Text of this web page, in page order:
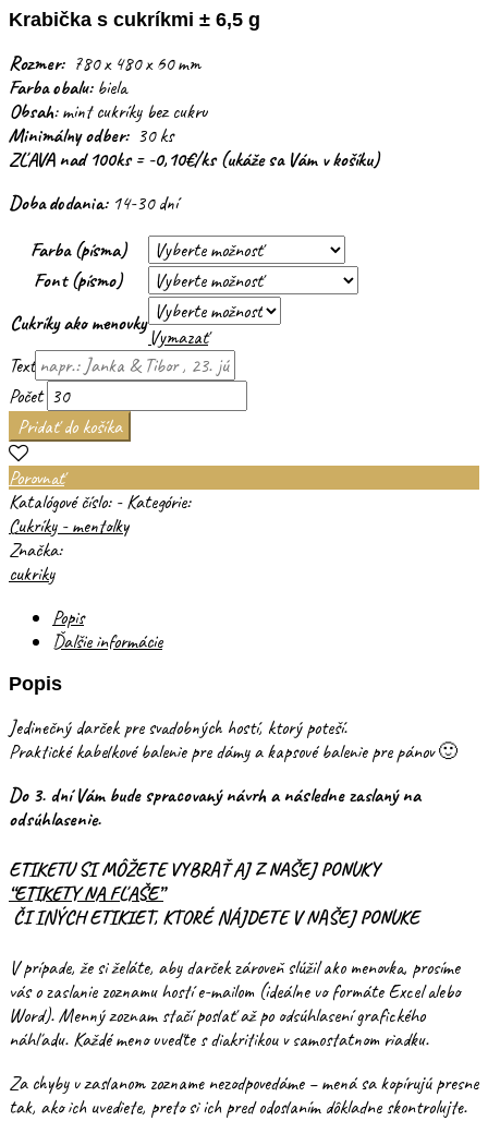
Krabička s cukríkmi ± 6,5 g
Rozmer: 780 x 480 x 60 mm
Farba obalu:biela
Obsah: mint cukríky bez cukru
Minimálny odber:30 ks
ZĽAVA nad 100ks = -0,10€/ks (ukáže sa Vám v košíku)
Doba dodania:14-30 dní
Farba (písma)
Font (písmo)
Cukríky ako menovky
Vymazať
Text
Počet
Pridať do košíka
Porovnať
Katalógové číslo: - Kategórie:
Cukríky - mentolky
Značka:
cukriky
Popis
Ďalšie informácie
Popis
Jedinečný darček pre svadobných hostí, ktorý poteší.
Praktické kabelkové balenie pre dámy a kapsové balenie pre pánov 🙂
Do 3. dní Vám bude spracovaný návrh a následne zaslaný na
odsúhlasenie.
ETIKETU SI MÔŽETE VYBRAŤ AJ Z NAŠEJ PONUKY
“ETIKETY NA FĽAŠE”
ČI INÝCH ETIKIET, KTORÉ NÁJDETE V NAŠEJ PONUKE
V prípade, že si želáte, aby darček zároveň slúžil ako menovka, prosíme
vás o zaslanie zoznamu hostí e-mailom (ideálne vo formáte Excel alebo
Word). Menný zoznam stačí poslať až po odsúhlasení grafického
náhľadu. Každé meno uveďte s diakritikou v samostatnom riadku.
Za chyby v zaslanom zozname nezodpovedáme – mená sa kopírujú presne
tak, ako ich uvediete, preto si ich pred odoslaním dôkladne skontrolujte.